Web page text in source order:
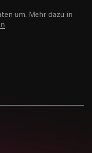
um. Mehr dazu in